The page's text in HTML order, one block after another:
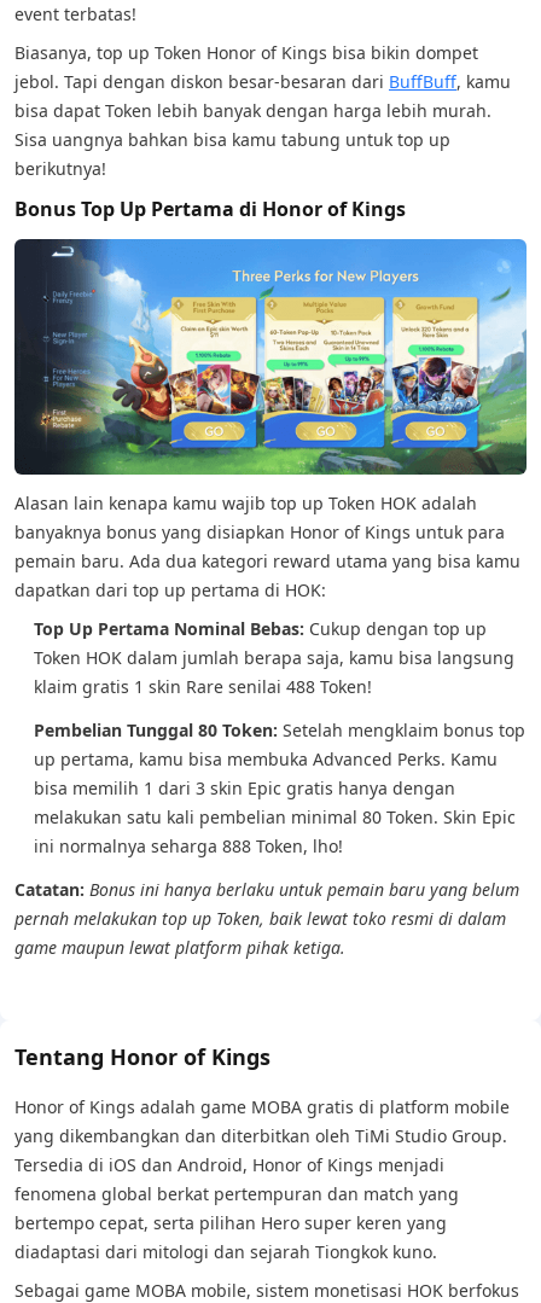
event terbatas!
Biasanya, top up Token Honor of Kings bisa bikin dompet
jebol. Tapi dengan diskon besar-besaran dari BuffBuff, kamu
bisa dapat Token lebih banyak dengan harga lebih murah.
Sisa uangnya bahkan bisa kamu tabung untuk top up
berikutnya!
Bonus Top Up Pertama di Honor of Kings
Alasan lain kenapa kamu wajib top up Token HOK adalah
banyaknya bonus yang disiapkan Honor of Kings untuk para
pemain baru. Ada dua kategori reward utama yang bisa kamu
dapatkan dari top up pertama di HOK:
Top Up Pertama Nominal Bebas: Cukup dengan top up
Token HOK dalam jumlah berapa saja, kamu bisa langsung
klaim gratis 1 skin Rare senilai 488 Token!
Pembelian Tunggal 80 Token: Setelah mengklaim bonus top
up pertama, kamu bisa membuka Advanced Perks. Kamu
bisa memilih 1 dari 3 skin Epic gratis hanya dengan
melakukan satu kali pembelian minimal 80 Token. Skin Epic
ini normalnya seharga 888 Token, lho!
Catatan: Bonus ini hanya berlaku untuk pemain baru yang belum
pernah melakukan top up Token, baik lewat toko resmi di dalam
game maupun lewat platform pihak ketiga.
Tentang Honor of Kings
Honor of Kings adalah game MOBA gratis di platform mobile
yang dikembangkan dan diterbitkan oleh TiMi Studio Group.
Tersedia di iOS dan Android, Honor of Kings menjadi
fenomena global berkat pertempuran dan match yang
bertempo cepat, serta pilihan Hero super keren yang
diadaptasi dari mitologi dan sejarah Tiongkok kuno.
Sebagai game MOBA mobile, sistem monetisasi HOK berfokus